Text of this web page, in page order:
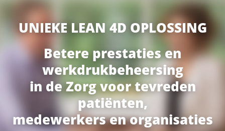
UNIEKE LEAN 4D OPLOSSING
Betere prestaties en
werkdrukbeheersing
in de Zorg voor tevreden
patiënten,
medewerkers en organisaties